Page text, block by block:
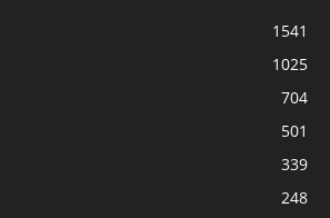
1541
1025
704
501
339
248